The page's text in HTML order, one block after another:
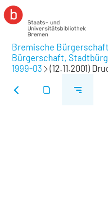
Bremische Bürgerschaft
Bürgerschaft,
1999-03
(12.11.2001)